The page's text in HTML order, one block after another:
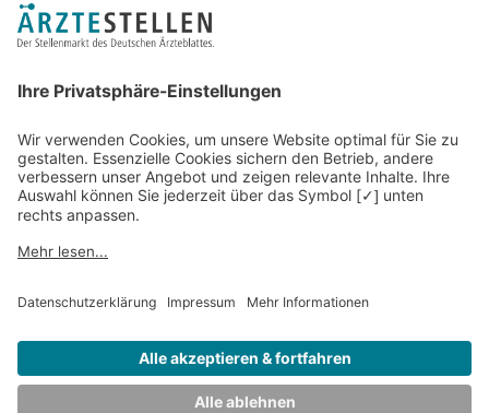
Recruiting-Podcast
Kontakt
Datenschutz
Newsletter